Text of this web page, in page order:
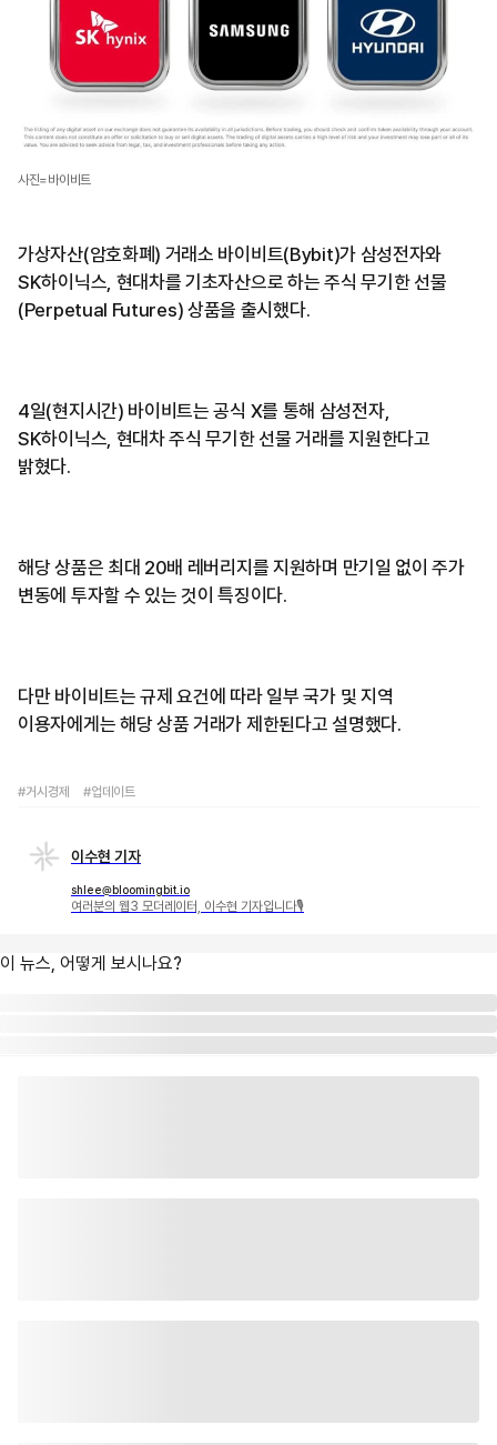
사진=바이비트
가상자산(암호화폐) 거래소 바이비트(Bybit)가 삼성전자와
SK하이닉스, 현대차를 기초자산으로 하는 주식 무기한 선물
(Perpetual Futures) 상품을 출시했다.
4일(현지시간) 바이비트는 공식 X를 통해 삼성전자,
SK하이닉스, 현대차 주식 무기한 선물 거래를 지원한다고
밝혔다.
해당 상품은 최대 20배 레버리지를 지원하며 만기일 없이 주가
변동에 투자할 수 있는 것이 특징이다.
다만 바이비트는 규제 요건에 따라 일부 국가 및 지역
이용자에게는 해당 상품 거래가 제한된다고 설명했다.
#거시경제 #업데이트
이수현 기자
shlee@bloomingbit.io
여러분의 웹3 모더레이터, 이수현 기자입니다🎙
이 뉴스, 어떻게 보시나요?